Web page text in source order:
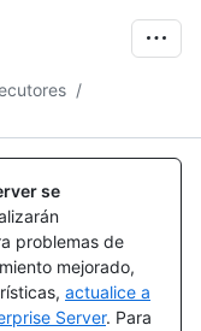
/
se
problemas de
mejorado,
actualice a
Server. Para